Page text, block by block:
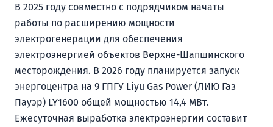
В 2025 году совместно с подрядчиком начаты
работы по расширению мощности
электрогенерации для обеспечения
электроэнергией объектов Верхне-Шапшинского
месторождения. В 2026 году планируется запуск
энергоцентра на 9 ГПГУ Liyu Gas Power (ЛИЮ Газ
Пауэр) LY1600 общей мощностью 14,4 МВт.
Ежесуточная выработка электроэнергии составит